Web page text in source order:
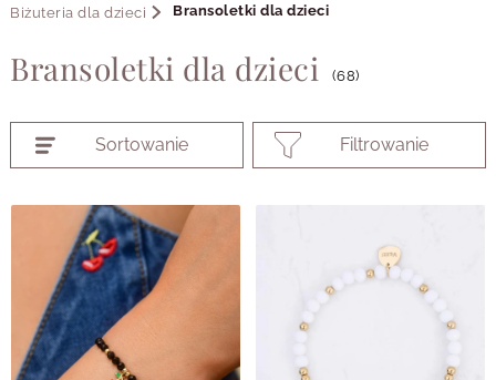
PRODUKTÓW
MENU
UŻYTKOWNIKA
Biżuteria dla dzieci Bransoletki dla dzieci
Bransoletki dla dzieci (68)
Sortowanie Filtrowanie